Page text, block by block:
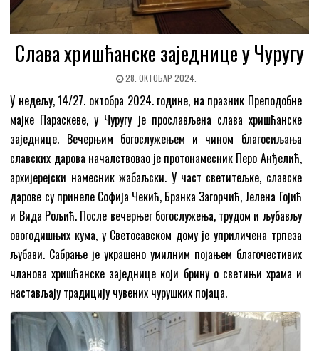
Слава хришћанске заједнице у Чуругу
28. ОКТОБАР 2024.
У недељу, 14/27. октобра 2024. године, на празник Преподобне
мајке Параскеве, у Чуругу је прослављена слава хришћанске
заједнице. Вечерњим богослужењем и чином благосиљања
славских дарова началствовао је протонамесник Перо Анђелић,
архијерејски намесник жабаљски. У част светитељке, славске
дарове су принеле Софија Чекић, Бранка Загорчић, Јелена Гојић
и Вида Рољић. После вечерњег богослужења, трудом и љубављу
овогодишњих кума, у Светосавском дому је уприличена трпеза
љубави. Сабрање је украшено умилним појањем благочестивих
чланова хришћанске заједнице који брину о светињи храма и
настављају традицију чувених чурушких појаца.